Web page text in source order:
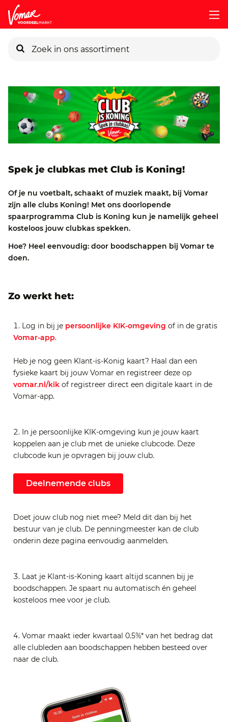
Pincode vergeten
Persoonlijk KIK-account
Spek je clubkas met Club is Koning!
Of je nu voetbalt, schaakt of muziek maakt, bij Vomar
zijn alle clubs Koning! Met ons doorlopende
spaarprogramma Club is Koning kun je namelijk geheel
kosteloos jouw clubkas spekken.
Hoe? Heel eenvoudig: door boodschappen bij Vomar te
doen.
Zo werkt het:
Log in bij je persoonlijke KIK-omgeving of in de gratis
Vomar-app.
Heb je nog geen Klant-is-Konig kaart? Haal dan een
fysieke kaart bij jouw Vomar en registreer deze op
vomar.nl/kik of registreer direct een digitale kaart in de
Vomar-app.
In je persoonlijke KIK-omgeving kun je jouw kaart
koppelen aan je club met de unieke clubcode. Deze
clubcode kun je opvragen bij jouw club.
Deelnemende clubs
Doet jouw club nog niet mee? Meld dit dan bij het
bestuur van je club. De penningmeester kan de club
onderin deze pagina eenvoudig aanmelden.
Laat je Klant-is-Koning kaart altijd scannen bij je
boodschappen. Je spaart nu automatisch én geheel
kosteloos mee voor je club.
Vomar maakt ieder kwartaal 0.5%* van het bedrag dat
alle clubleden aan boodschappen hebben besteed over
naar de club.